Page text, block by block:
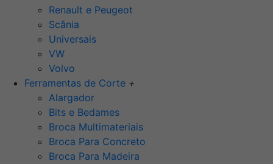
Renault e Peugeot
Scânia
Universais
VW
Volvo
Ferramentas de Corte +
Alargador
Bits e Bedames
Broca Multimateriais
Broca Para Concreto
Broca Para Madeira